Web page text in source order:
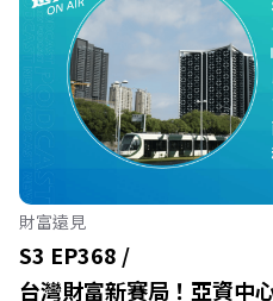
何轉型突圍？ 本集《遠見ON
董事長黃晴雯，帶你解析遠
造出兼顧企業獲利與社會共
從單純百貨專櫃轉型為有溫
零售業如何落實「EP100」
嬰留停、男同仁樂意成家！
🔺最有人情味的文化橋梁！
共好實踐 主持人／遠見雜誌
興 與談人／遠東SOGO百貨
財富遠見
S3 EP368 /
台灣財富新賽局！亞資中